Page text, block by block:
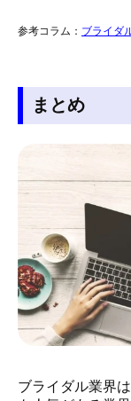
参考コラム： ブライダ
ま
ブライダル業界